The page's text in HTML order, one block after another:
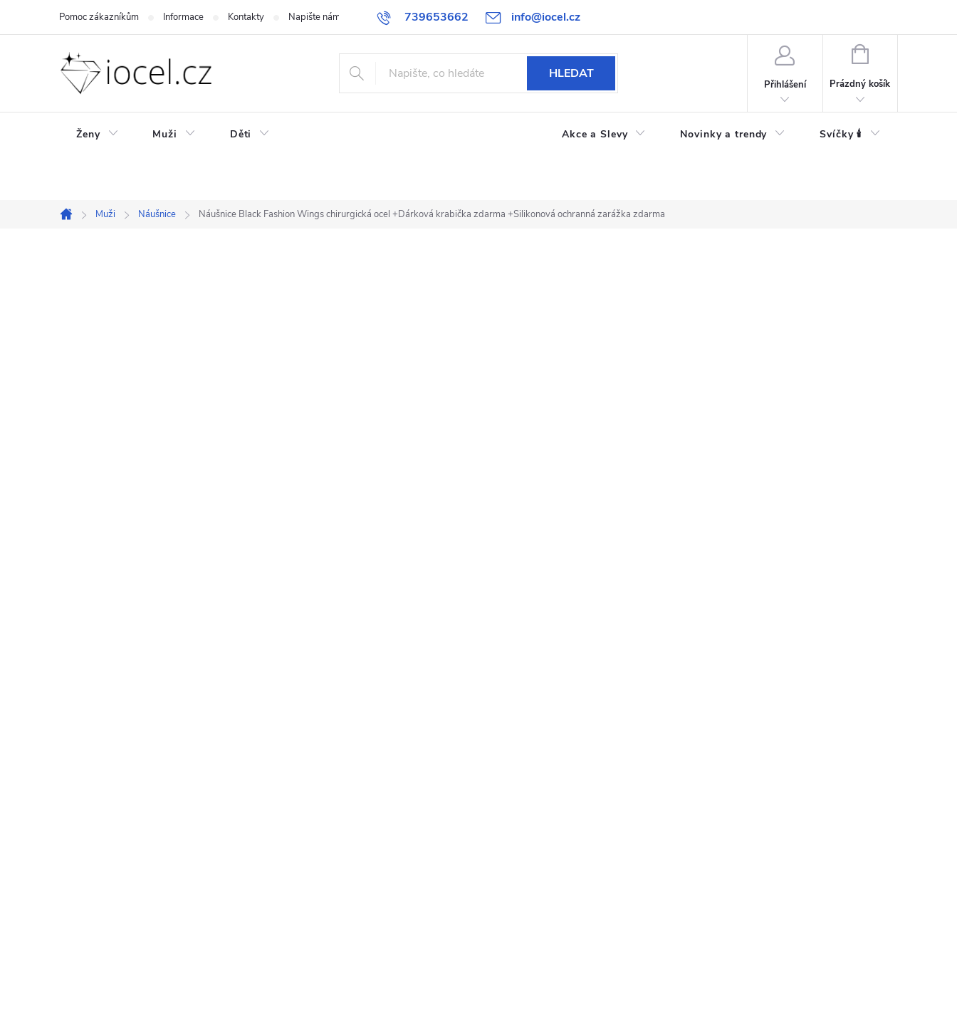
739653662 info@iocel.cz
Pomoc zákazníkům Informace Kontakty Napište nám Blog Obchodní podmínky Oblíbené Spolupráce
HLEDAT
Přihlášení
NÁKUPNÍ
Prázdný košík
Ženy Muži Děti Akce a Slevy Novinky a trendy Svíčky 🕯️
Domů
Muži Náušnice Náušnice Black Fashion Wings chirurgická ocel +Dárková krabička zdarma +Silikonová ochranná zarážka zdarma